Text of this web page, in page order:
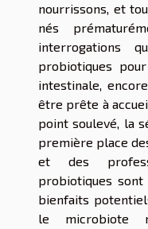
nourrissons, et
nés
interrogations
probiotiques
intestinale,
être prête à
point soulevé, la
première place
et des
probiotiques
bienfaits
le microbiote